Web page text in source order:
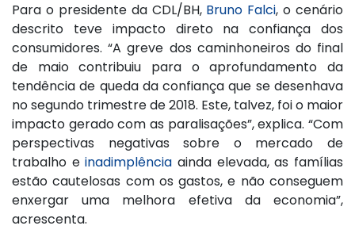
Para o presidente da CDL/BH, Bruno Falci, o cenário
descrito teve impacto direto na confiança dos
consumidores. “A greve dos caminhoneiros do final
de maio contribuiu para o aprofundamento da
tendência de queda da confiança que se desenhava
no segundo trimestre de 2018. Este, talvez, foi o maior
impacto gerado com as paralisações”, explica. “Com
perspectivas negativas sobre o mercado de
trabalho einadimplência ainda elevada, as famílias
estão cautelosas com os gastos, e não conseguem
enxergar uma melhora efetiva da economia”,
acrescenta.